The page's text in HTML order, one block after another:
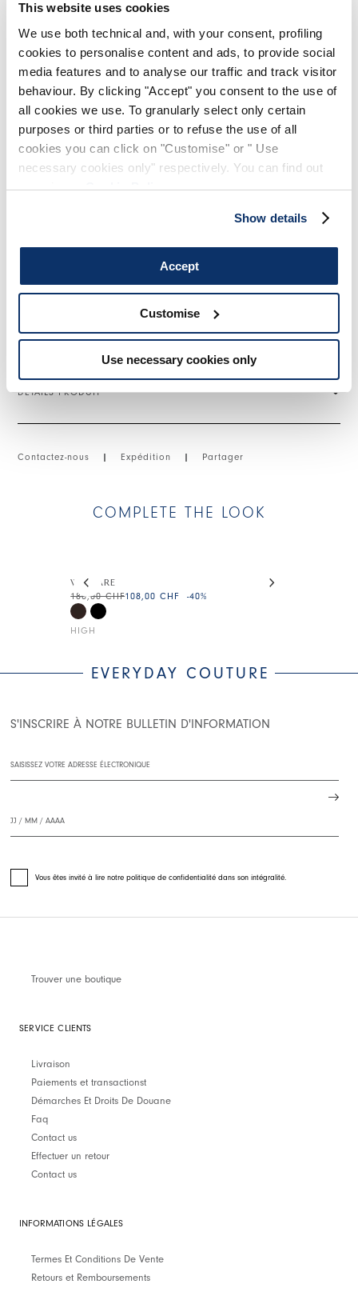
This website uses cookies
We use both technical and, with your consent, profiling
cookies to personalise content and ads, to provide social
media features and to analyse our traffic and track visitor
behaviour. By clicking "Accept" you consent to the use of
all cookies we use. To granularly select only certain
purposes or third parties or to refuse the use of all
cookies you can click on "Customise" or " Use
necessary cookies only" respectively. You can find out
more in ourCookie Policy.
Show details
Accept
Customise
Use necessary cookies only
(Droits de douane compris)
NOTES DE STYLE
la large ligne en A, l'abbottonnage décalé et le col étroit
fermé avec bouton. La maxi poche à patte sur la poitrine en
souligne le caractère sportif.
Col étroit avec bouton. Abbottonnage décalé. Épaules
boutons. Maxi poche à patte avec bouton frontal. Petite fente
• Jersey scuba, poids léger, main crêpe.
DÉTAILS PRODUIT
Contactez-nous | Expédition | Partager
COMPLETE THE LOOK
WAYFARE
HIGH
180,00 CHF108,00 CHF -40%
EVERYDAY COUTURE
S'INSCRIRE À NOTRE BULLETIN D'INFORMATION
Vous êtes invité à lire notre politique de confidentialité dans son intégralité.
Trouver une boutique
SERVICE CLIENTS
Livraison
Paiements et transactionst
Démarches Et Droits De Douane
Faq
Contact us
Effectuer un retour
Contact us
INFORMATIONS LÉGALES
Termes Et Conditions De Vente
Retours et Remboursements